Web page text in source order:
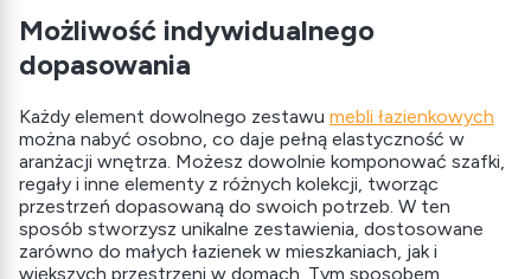
Możliwość indywidualnego
dopasowania
Każdy element dowolnego zestawu mebli łazienkowych
można nabyć osobno, co daje pełną elastyczność w
aranżacji wnętrza. Możesz dowolnie komponować szafki,
regały i inne elementy z różnych kolekcji, tworząc
przestrzeń dopasowaną do swoich potrzeb. W ten
sposób stworzysz unikalne zestawienia, dostosowane
zarówno do małych łazienek w mieszkaniach, jak i
większych przestrzeni w domach. Tym sposobem